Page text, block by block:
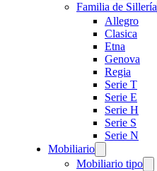
Familia de Sillería
Allegro
Clasica
Etna
Genova
Regia
Serie T
Serie E
Serie H
Serie S
Serie N
Mobiliario
Mobiliario tipo